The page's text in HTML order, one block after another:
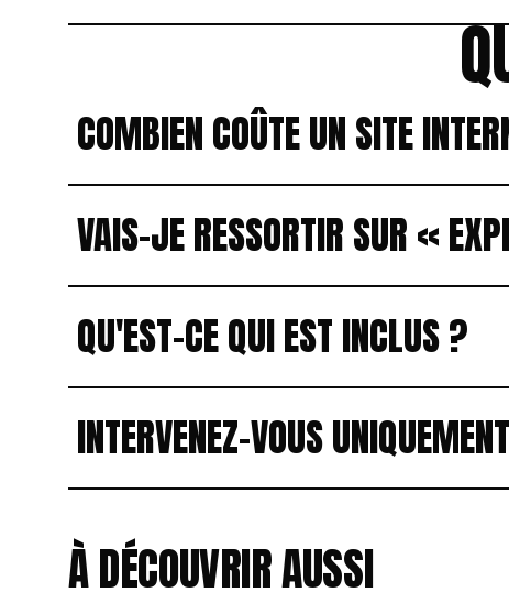
COMBIEN COÛTE UN SITE
VAIS-JE RESSORTIR SUR «
QU'EST-CE QUI EST INCLUS ?
INTERVENEZ-VOUS
À DÉCOUVRIR AUSSI